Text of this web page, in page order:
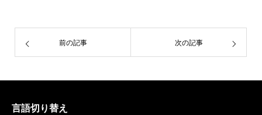
前の記事 次の記事
言語切り替え